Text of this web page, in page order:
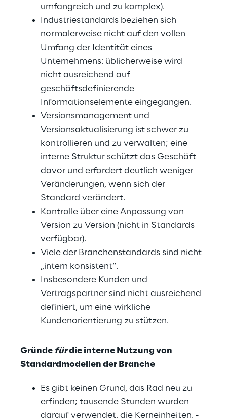
umfangreich und zu komplex).
Industriestandards beziehen sich
normalerweise nicht auf den vollen
Umfang der Identität eines
Unternehmens: üblicherweise wird
nicht ausreichend auf
geschäftsdefinierende
Informationselemente eingegangen.
Versionsmanagement und
Versionsaktualisierung ist schwer zu
kontrollieren und zu verwalten; eine
interne Struktur schützt das Geschäft
davor und erfordert deutlich weniger
Veränderungen, wenn sich der
Standard verändert.
Kontrolle über eine Anpassung von
Version zu Version (nicht in Standards
verfügbar).
Viele der Branchenstandards sind nicht
„intern konsistent“.
Insbesondere Kunden und
Vertragspartner sind nicht ausreichend
definiert, um eine wirkliche
Kundenorientierung zu stützen.
Gründe für die interne Nutzung von
Standardmodellen der Branche
Es gibt keinen Grund, das Rad neu zu
erfinden; tausende Stunden wurden
darauf verwendet, die Kerneinheiten, -